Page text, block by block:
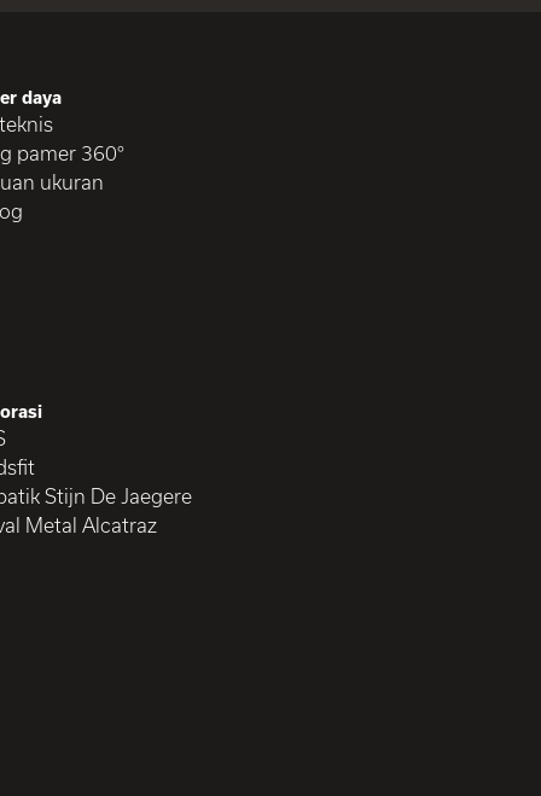
daya
pamer 360°
ukuran
Stijn De Jaegere
Metal Alcatraz